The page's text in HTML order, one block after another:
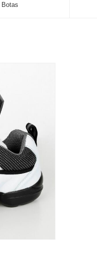
Botas